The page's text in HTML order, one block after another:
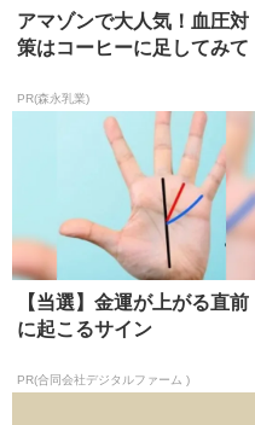
アマゾンで大人気！血圧対
策はコーヒーに足してみて
PR(森永乳業)
【当選】金運が上がる直前
に起こるサイン
PR(合同会社デジタルファーム )